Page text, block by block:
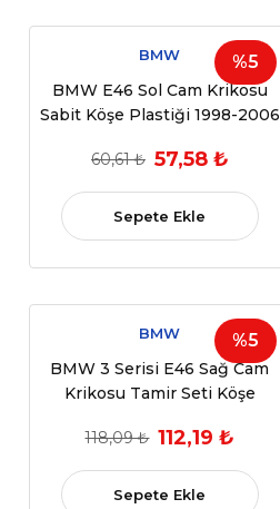
%5
BMW
BMW E46 Sol Cam Krikosu
Sabit Köşe Plastiği 1998-2006
60,61 ₺ 57,58 ₺
Sepete Ekle
%5
BMW
BMW 3 Serisi E46 Sağ Cam
Krikosu Tamir Seti Köşe
2006)
118,09 ₺ 112,19 ₺
Sepete Ekle